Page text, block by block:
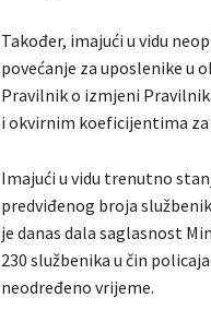
Također, imajući u vidu
povećanje za uposlenike u
Pravilnik o izmjeni
i okvirnim koeficijentima za
Imajući u vidu trenutno
predviđenog broja
je danas dala saglasnost
230 službenika u čin
neodređeno vrijeme.